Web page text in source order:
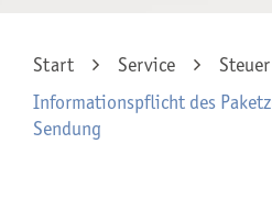
Start Service
Informationspflicht des
Sendung